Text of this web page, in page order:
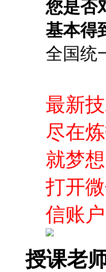
您是否
基本得
全国统
最新
尽在
就梦
打开
信账
授课老